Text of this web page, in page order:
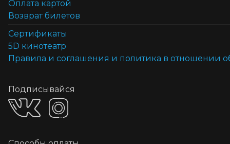
Оплата картой
Возврат билетов
Cертификаты
5D кинотеатр
Правила и соглашения и политика в отношении
Подписывайся